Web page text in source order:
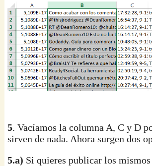
5. Vacíamos la columna A, C y D
sirven de nada. Ahora surgen dos
5.a) Si quieres publicar los